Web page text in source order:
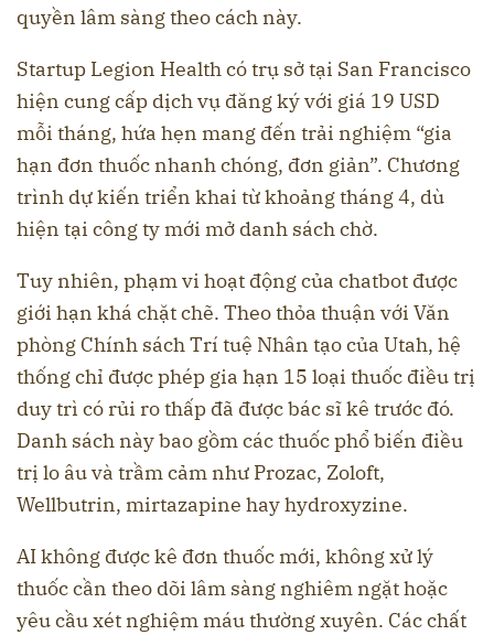
quyền lâm sàng theo cách này.
Startup Legion Health có trụ sở tại San Francisco
hiện cung cấp dịch vụ đăng ký với giá 19 USD
mỗi tháng, hứa hẹn mang đến trải nghiệm “gia
hạn đơn thuốc nhanh chóng, đơn giản”. Chương
trình dự kiến triển khai từ khoảng tháng 4, dù
hiện tại công ty mới mở danh sách chờ.
Tuy nhiên, phạm vi hoạt động của chatbot được
giới hạn khá chặt chẽ. Theo thỏa thuận với Văn
phòng Chính sách Trí tuệ Nhân tạo của Utah, hệ
thống chỉ được phép gia hạn 15 loại thuốc điều trị
duy trì có rủi ro thấp đã được bác sĩ kê trước đó.
Danh sách này bao gồm các thuốc phổ biến điều
trị lo âu và trầm cảm như Prozac, Zoloft,
Wellbutrin, mirtazapine hay hydroxyzine.
AI không được kê đơn thuốc mới, không xử lý
thuốc cần theo dõi lâm sàng nghiêm ngặt hoặc
yêu cầu xét nghiệm máu thường xuyên. Các chất